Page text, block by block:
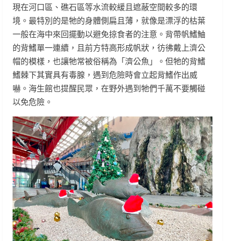
現在河口區、礁石區等水流較緩且遮蔽空間較多的環
境。最特別的是牠的身體側扁且薄，就像是漂浮的枯葉
一般在海中來回擺動以避免掠食者的注意。背帶帆鰭鮋
的背鰭單一連續，且前方特高形成帆狀，彷彿戴上濟公
帽的模樣，也讓牠常被俗稱為「濟公魚」。但牠的背鰭
鰭棘下其實具有毒腺，遇到危險時會立起背鰭作出威
嚇。海生館也提醒民眾，在野外遇到牠們千萬不要觸碰
以免危險。